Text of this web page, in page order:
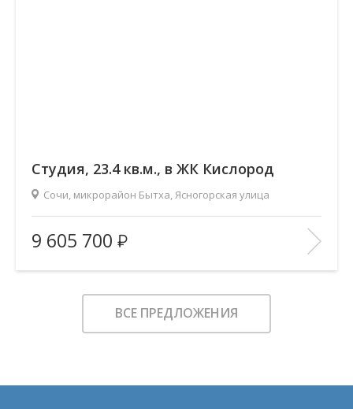
Cтудия, 23.4 кв.м., в ЖК Кислород
Сочи, микрорайон Бытха, Ясногорская улица
Площадь (общ/жил/кух), м2:
23.4/11.52/2.9
Количество комнат:
Студия
Этаж:
16/19
В ИЗБРАННОЕ
9 605 700
ВСЕ ПРЕДЛОЖЕНИЯ